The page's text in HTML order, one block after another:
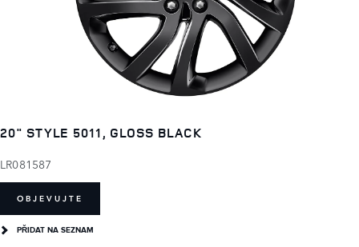
20" STYLE 5011, GLOSS BLACK
LR081587
OBJEVUJTE
PŘIDAT NA SEZNAM